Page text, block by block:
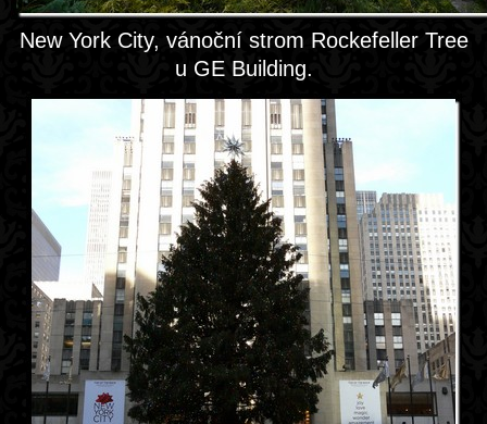
New York City, vánoční strom Rockefeller Tree
u GE Building.